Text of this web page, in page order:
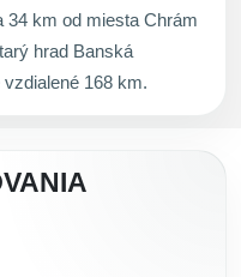
34 km od miesta Chrám
hrad Banská
168 km.